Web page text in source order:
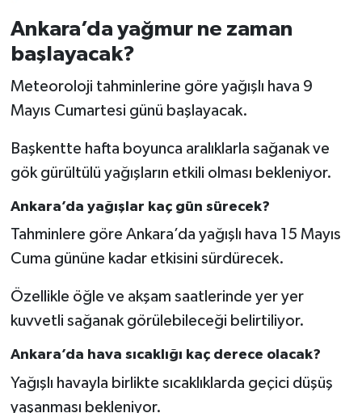
Ankara’da yağmur ne zaman
başlayacak?
Meteoroloji tahminlerine göre yağışlı hava 9
Mayıs Cumartesi günü başlayacak.
Başkentte hafta boyunca aralıklarla sağanak ve
gök gürültülü yağışların etkili olması bekleniyor.
Ankara’da yağışlar kaç gün sürecek?
Tahminlere göre Ankara’da yağışlı hava 15 Mayıs
Cuma gününe kadar etkisini sürdürecek.
Özellikle öğle ve akşam saatlerinde yer yer
kuvvetli sağanak görülebileceği belirtiliyor.
Ankara’da hava sıcaklığı kaç derece olacak?
Yağışlı havayla birlikte sıcaklıklarda geçici düşüş
yaşanması bekleniyor.